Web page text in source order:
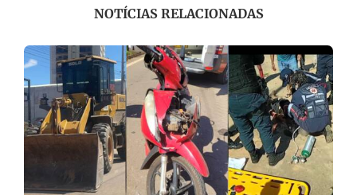
NOTÍCIAS RELACIONADAS